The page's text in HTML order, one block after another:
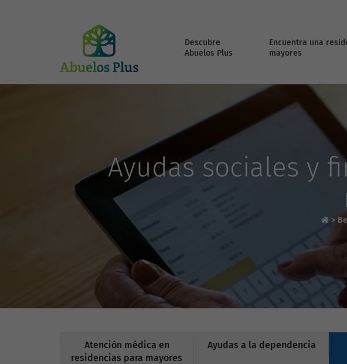
Descubre
Abuelos Plus
Encuentra una
mayores
Ayudas sociales y
>
Atención médica en
residencias para mayores
Ayudas a la dependencia